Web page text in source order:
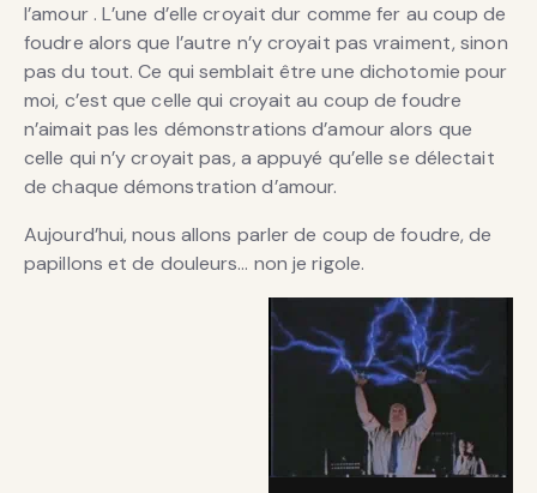
l’amour . L’une d’elle croyait dur comme fer au coup de
foudre alors que l’autre n’y croyait pas vraiment, sinon
pas du tout. Ce qui semblait être une dichotomie pour
moi, c’est que celle qui croyait au coup de foudre
n’aimait pas les démonstrations d’amour alors que
celle qui n’y croyait pas, a appuyé qu’elle se délectait
de chaque démonstration d’amour.
Aujourd’hui, nous allons parler de coup de foudre, de
papillons et de douleurs… non je rigole.